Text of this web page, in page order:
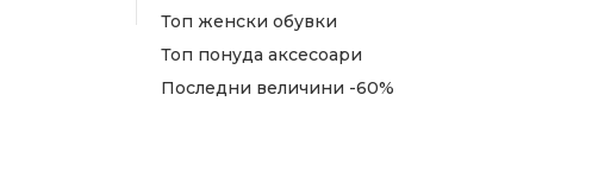
Топ женски обувки
Топ понуда аксесоари
Последни величини -60%